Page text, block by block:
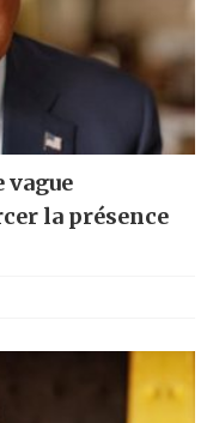
vague
la présence